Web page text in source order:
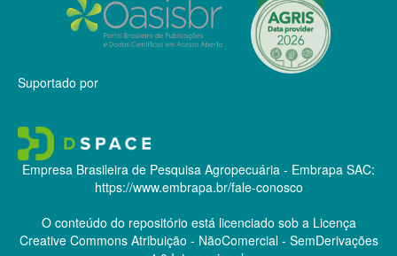
Suportado por
Empresa Brasileira de Pesquisa Agropecuária - Embrapa SAC:
https://www.embrapa.br/fale-conosco
O conteúdo do repositório está licenciado sob a Licença
Creative CommonsAtribuição - NãoComercial - SemDerivações